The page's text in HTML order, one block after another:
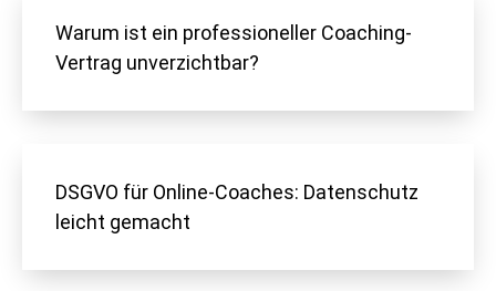
Warum ist ein professioneller Coaching-
Vertrag unverzichtbar?
DSGVO für Online-Coaches: Datenschutz
leicht gemacht